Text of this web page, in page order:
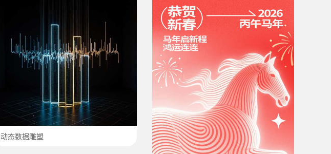
动态数据雕塑